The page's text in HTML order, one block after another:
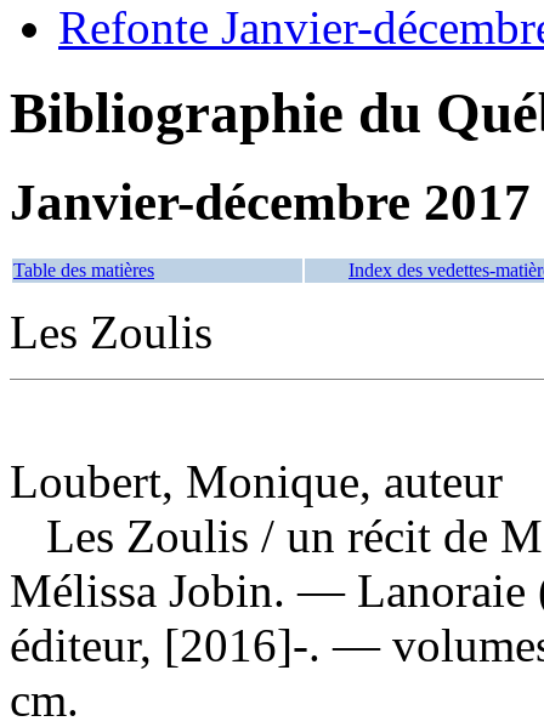
Refonte Janvier-
Bibliographie du
Janvier-décembre 2017
Table des matières Index des vedettes-
Les Zoulis
Loubert, Monique, auteur
Les Zoulis / un récit de
Mélissa Jobin. — Lanoraie
éditeur, [2016]-. —
cm.